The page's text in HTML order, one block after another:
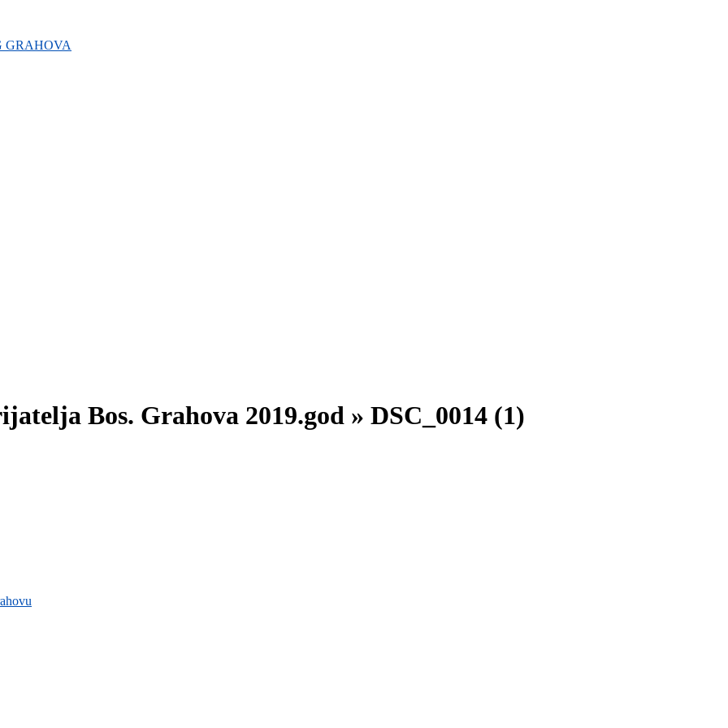
Bos. Grahova 2019.god » DSC_0014 (1)